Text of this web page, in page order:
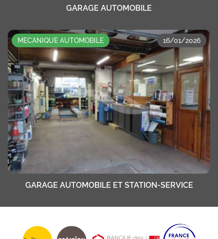
GARAGE AUTOMOBILE
MECANIQUE AUTOMOBILE 16/01/2026
GARAGE AUTOMOBILE ET STATION-SERVICE